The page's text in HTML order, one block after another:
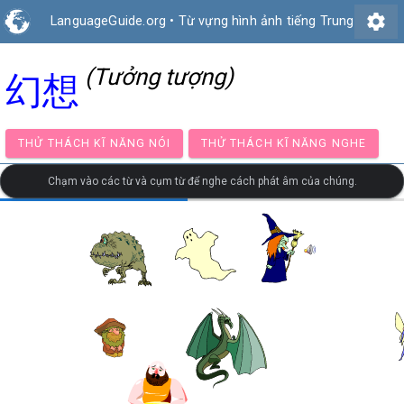
LanguageGuide.org • Từ vựng hình ảnh tiếng Trung settings
幻想 (Tưởng tượng)
THỬ THÁCH KĨ NĂNG NÓI THỬ THÁCH KĨ NĂNG
Chạm vào các từ và cụm từ để nghe cách phát âm của chúng.